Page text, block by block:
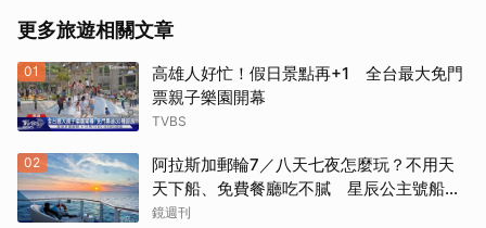
更多旅遊相關文章
01
高雄人好忙！假日景點再+1 全台最大免門
票親子樂園開幕
TVBS
02
阿拉斯加郵輪7／八天七夜怎麼玩？不用天
天下船、免費餐廳吃不膩 星辰公主號船上
一日生活公開
鏡週刊
取消